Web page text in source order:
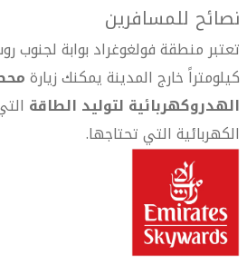
نصائح للمسافرين
كيلومتراً خارج المدينة يمكنك زيارة
الهدروكهربائية لتوليد الطاقة
الكهربائية التي تحتاجها.